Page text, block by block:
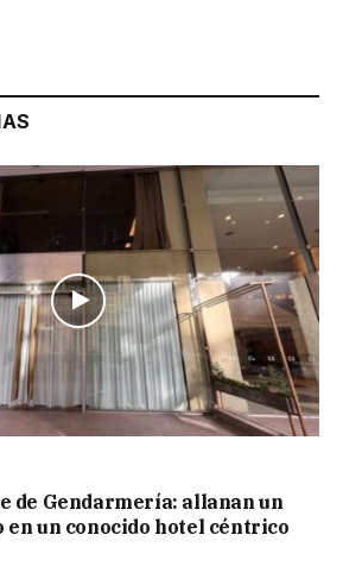
de Gendarmería: allanan un
en un conocido hotel céntrico